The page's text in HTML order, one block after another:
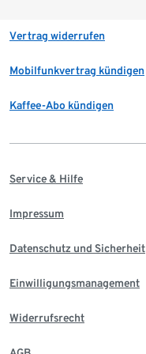
Vertrag widerrufen
Mobilfunkvertrag kündigen
Kaffee-Abo kündigen
Service & Hilfe
Impressum
Datenschutz und Sicherheit
Einwilligungsmanagement
Widerrufsrecht